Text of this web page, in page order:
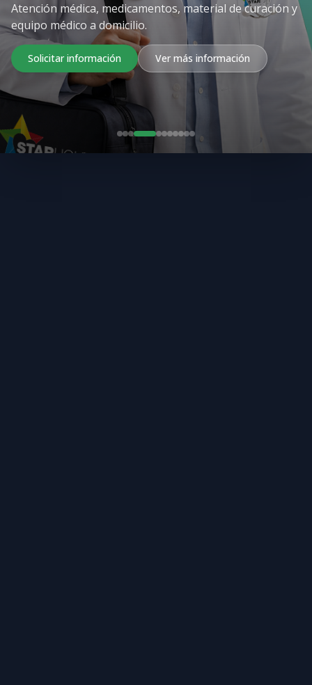
Atención médica, medicamentos, material de curación y
equipo médico a domicilio.
Solicitar información Ver más información